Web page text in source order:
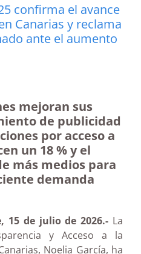
confirma el avance
Canarias y reclama
ante el aumento
mejoran sus
de publicidad
por acceso a
un 18 % y el
más medios para
demanda
15 de julio de 2026.- La
y Acceso a la
Noelia García, ha